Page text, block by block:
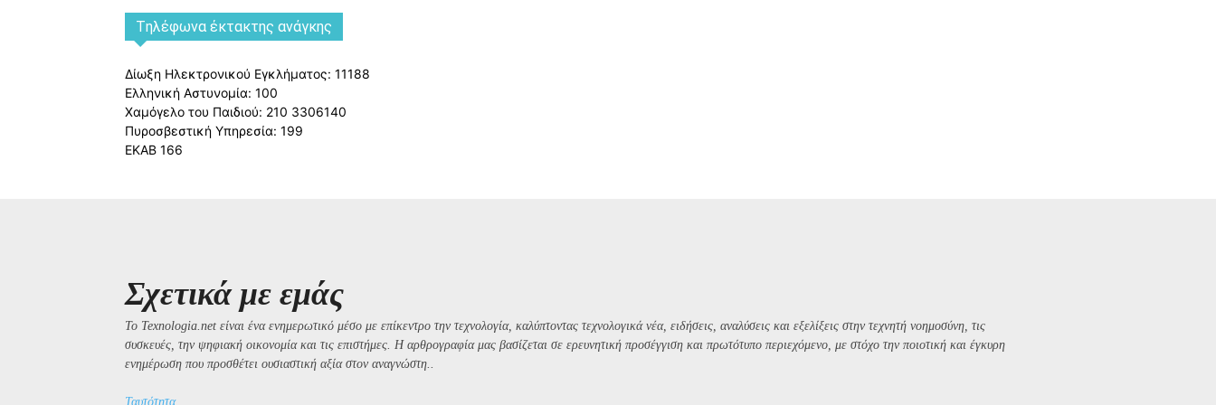
Tηλέφωνα έκτακτης ανάγκης
Δίωξη Ηλεκτρονικού Εγκλήματος: 11188
Ελληνική Αστυνομία: 100
Χαμόγελο του Παιδιού: 210 3306140
Πυροσβεστική Υπηρεσία: 199
ΕΚΑΒ 166
Σχετικά με εμάς
Το Texnologia.net είναι ένα ενημερωτικό μέσο με επίκεντρο την τεχνολογία, καλύπτοντας τεχνολογικά νέα, ειδήσεις, αναλύσεις και εξελίξεις στην τεχνητή νοημοσύνη, τις
συσκευές, την ψηφιακή οικονομία και τις επιστήμες. Η αρθρογραφία μας βασίζεται σε ερευνητική προσέγγιση και πρωτότυπο περιεχόμενο, με στόχο την ποιοτική και έγκυρη
ενημέρωση που προσθέτει ουσιαστική αξία στον αναγνώστη..
Ταυτότητα